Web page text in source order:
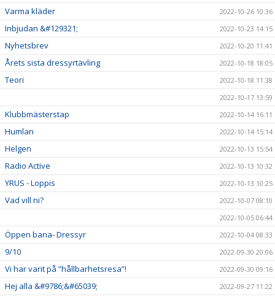
Varma kläder 2022-10-26 10:36
Inbjudan &#129321; 2022-10-23 14:15
Nyhetsbrev 2022-10-20 11:41
Årets sista dressyrtävling 2022-10-18 18:05
Teori
2022-10-18 11:38
2022-10-17 13:59
Klubbmästerstap 2022-10-14 16:11
Humlan 2022-10-14 15:14
Helgen 2022-10-13 15:54
Radio Active 2022-10-13 10:32
YRUS - Loppis 2022-10-13 10:25
Vad vill ni?
2022-10-07 08:10
2022-10-05 06:44
Öppen bana- Dressyr 2022-10-04 08:33
9/10 2022-09-30 20:06
Vi har varit på ”hållbarhetsresa”! 2022-09-30 09:16
Hej alla &#9786;&#65039; 2022-09-27 11:22